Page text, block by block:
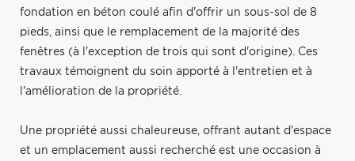
fondation en béton coulé afin d'offrir un sous-sol de 8
pieds, ainsi que le remplacement de la majorité des
fenêtres (à l'exception de trois qui sont d'origine). Ces
travaux témoignent du soin apporté à l'entretien et à
l'amélioration de la propriété.
Une propriété aussi chaleureuse, offrant autant d'espace
et un emplacement aussi recherché est une occasion à